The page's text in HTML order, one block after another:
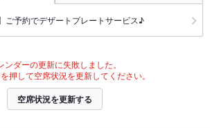
ご予約でデザートプレートサービス♪
ンダーの更新に失敗しました。
押して空席状況を更新してください。
空席状況を更新する